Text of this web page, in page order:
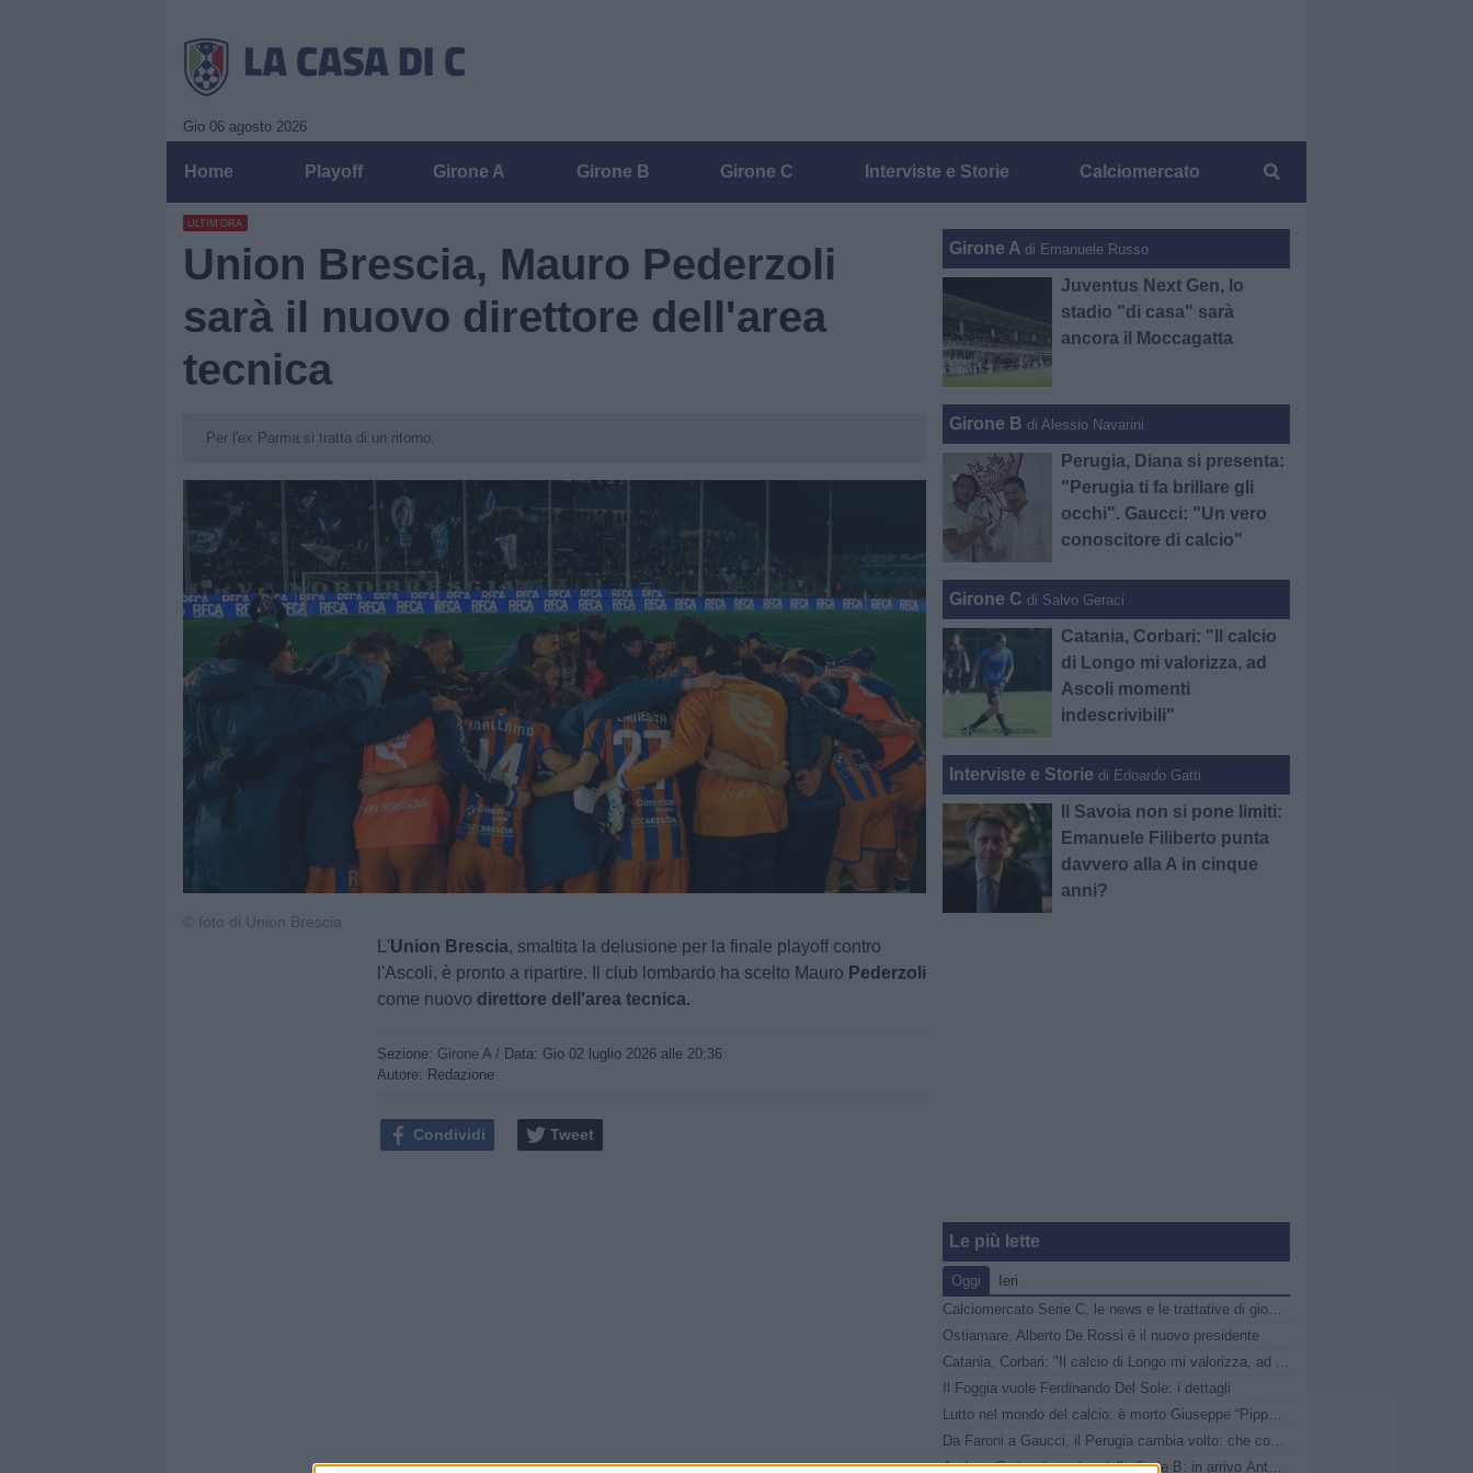
Gio 06 agosto 2026
Home Playoff Girone A Girone B Girone C Interviste e Storie Calciomercato
ULTIM'ORA
Union Brescia, Mauro Pederzoli
sarà il nuovo direttore dell'area
tecnica
Per l'ex Parma si tratta di un ritorno.
© foto di Union Brescia
L'Union Brescia, smaltita la delusione per la finale playoff contro
l'Ascoli, è pronto a ripartire. Il club lombardo ha scelto Mauro Pederzoli
come nuovo direttore dell'area tecnica.
Sezione: Girone A / Data: Gio 02 luglio 2026 alle 20:36
Autore: Redazione
Condividi Tweet
Girone A di Emanuele Russo
Juventus Next Gen, lo
stadio "di casa" sarà
ancora il Moccagatta
Girone B di Alessio Navarini
Perugia, Diana si presenta:
"Perugia ti fa brillare gli
occhi". Gaucci: "Un vero
conoscitore di calcio"
Girone C di Salvo Geraci
Catania, Corbari: "Il calcio
di Longo mi valorizza, ad
Ascoli momenti
indescrivibili"
Interviste e Storie di Edoardo Gatti
Il Savoia non si pone limiti:
Emanuele Filiberto punta
davvero alla A in cinque
anni?
Le più lette
Oggi
Ieri
Calciomercato Serie C, le news e le trattative di giovedì 6 agosto | LIVE
Ostiamare, Alberto De Rossi è il nuovo presidente
Catania, Corbari: "Il calcio di Longo mi valorizza, ad Ascoli momenti indescrivibili"
Il Foggia vuole Ferdinando Del Sole: i dettagli
Lutto nel mondo del calcio: è morto Giuseppe “Pippo” Marchioro
Da Faroni a Gaucci, il Perugia cambia volto: che cosa è ArenaCuri?
Audace Cerignola, colpo dalla Serie B: in arrivo Antonio Boccadamo dalla Virtus Entella